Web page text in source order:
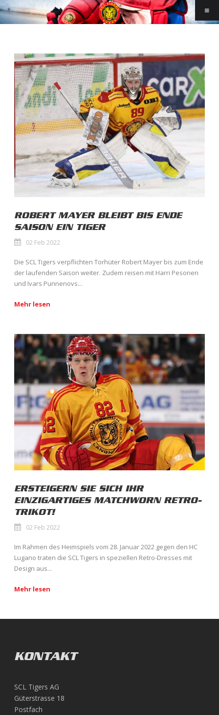
ROBERT MAYER BLEIBT BIS ENDE
SAISON EIN TIGER
02 Feb 2022
Die SCL Tigers verpflichten Torhüter Robert Mayer bis zum Ende
der laufenden Saison weiter. Zudem reisen mit Harri Pesonen
und Ivars Punnenovs...
Mehr lesen
ERSTEIGERN SIE SICH IHR
EINZIGARTIGES MATCHWORN RETRO-
TRIKOT!
02 Feb 2022
Im Rahmen des Heimspiels vom 28. Januar 2022 gegen den HC
Lugano traten die SCL Tigers in speziellen Retro-Dresses mit
Design aus...
Mehr lesen
KONTAKT
SCL Tigers AG
Güterstrasse 18
Postfach